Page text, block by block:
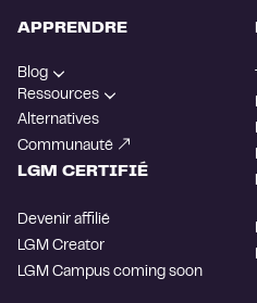
APPRENDRE
Blog
Ressources
Alternatives
Communauté
LGM CERTIFIÉ
Devenir affilié
LGM Creator
LGM Campus coming soon